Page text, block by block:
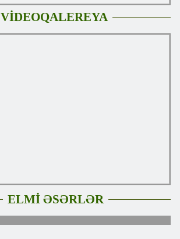
VİDEOQALEREYA
ELMİ ƏSƏRLƏR